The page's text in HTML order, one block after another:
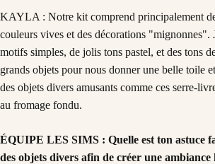
KAYLA : Notre kit comprend principalement
couleurs vives et des décorations "mignonnes".
motifs simples, de jolis tons pastel, et des tons
grands objets pour nous donner une belle toile
des objets divers amusants comme ces serre-
au fromage fondu.
ÉQUIPE LES SIMS : Quelle est ton astuce
des objets divers afin de créer une ambiance